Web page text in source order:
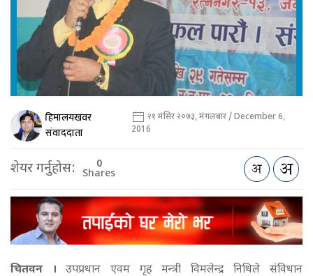
हिमालयखवर
संवाददाता
२१ मंसिर २०७३, मंगलबार / December 6,
2016
शेयर गर्नुहोस: 0
Shares
चितवन ।उपप्रधान एवम गृह मन्त्री विमलेन्द्र निधिले संविधान